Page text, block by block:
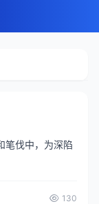
笔伐中，为深陷
130